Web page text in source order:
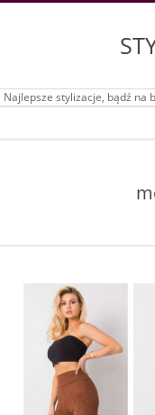
Najlepsze stylizacje, bądź na